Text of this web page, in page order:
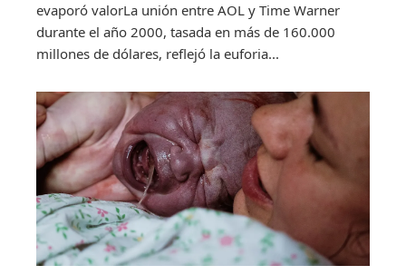
evaporó valorLa unión entre AOL y Time Warner
durante el año 2000, tasada en más de 160.000
millones de dólares, reflejó la euforia...